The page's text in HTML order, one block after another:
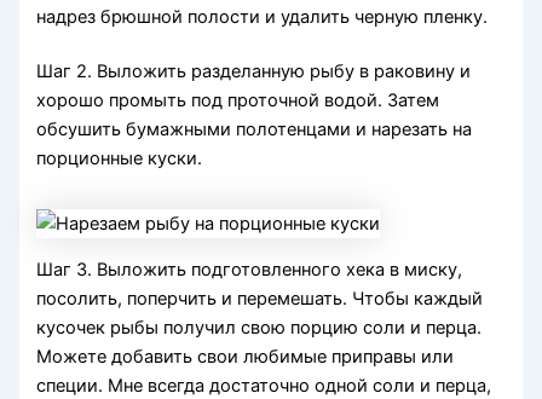
надрез брюшной полости и удалить черную пленку.
Шаг 2. Выложить разделанную рыбу в раковину и
хорошо промыть под проточной водой. Затем
обсушить бумажными полотенцами и нарезать на
порционные куски.
Шаг 3. Выложить подготовленного хека в миску,
посолить, поперчить и перемешать. Чтобы каждый
кусочек рыбы получил свою порцию соли и перца.
Можете добавить свои любимые приправы или
специи. Мне всегда достаточно одной соли и перца,